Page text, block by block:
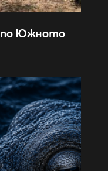
по Южното